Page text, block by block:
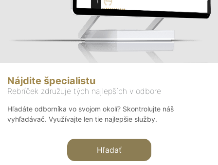
Nájdite špecialistu
Rebríček združuje tých najlepších v odbore
Hľadáte odborníka vo svojom okolí? Skontrolujte náš
vyhľadávač. Využívajte len tie najlepšie služby.
Hľadať